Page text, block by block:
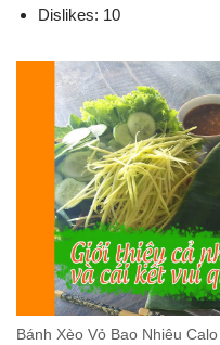
Dislikes: 10
Bánh Xèo Vỏ Bao Nhiêu Calo